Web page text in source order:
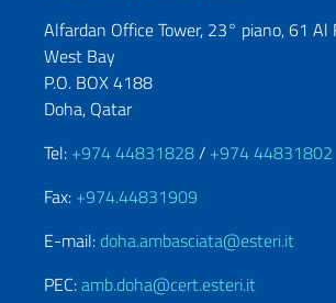
Alfardan Office Tower, 23° piano, 61 Al
West Bay
P.O. BOX 4188
Doha, Qatar
Tel: +974 44831828/ +974 44831802
Fax: +974.44831909
E-mail: doha.ambasciata@esteri.it
PEC:amb.doha@cert.esteri.it